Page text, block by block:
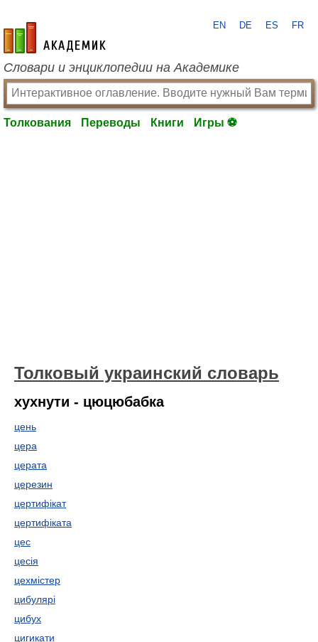
academic.ru
EN DE ES FR
Словари и энциклопедии на Академике
Толкования Переводы Книги Игры ⚽
Толковый украинский словарь
хухнути - цюцюбабка
цень
цера
церата
церезин
цертифікат
цертифіката
цес
цесія
цехмістер
цибулярі
цибух
цигикати